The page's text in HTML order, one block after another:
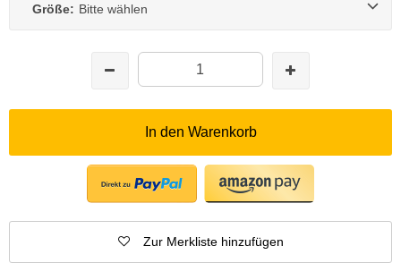
Größe: Bitte wählen
In den Warenkorb
Zur Merkliste hinzufügen